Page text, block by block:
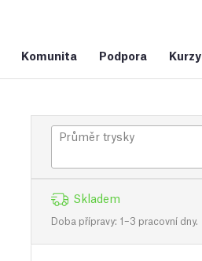
Komunita Podpora Kurzy
Průměr trysky
Skladem
Doba přípravy: 1–3 pracovní dny.